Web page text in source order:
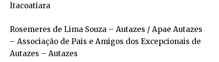
Itacoatiara
Rosemeres de Lima Souza – Autazes / Apae Autazes
– Associação de Pais e Amigos dos Excepcionais de
Autazes – Autazes